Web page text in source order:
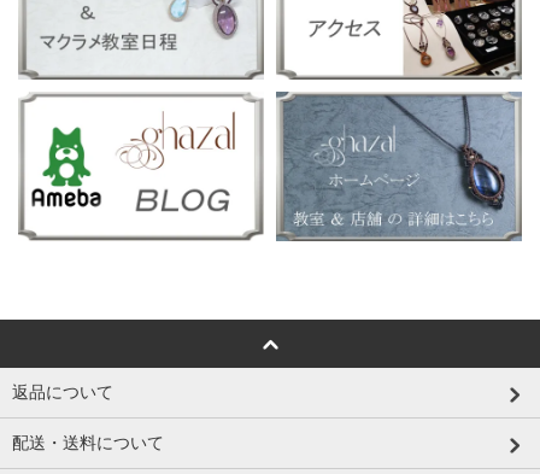
返品について
配送・送料について